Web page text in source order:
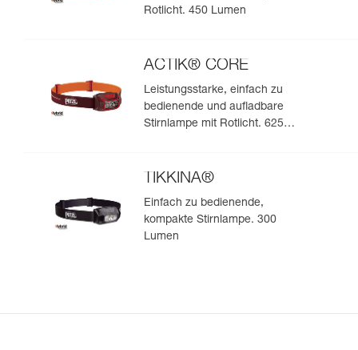
Rotlicht. 450 Lumen
ACTIK® CORE
Leistungsstarke, einfach zu
bedienende und aufladbare
Stirnlampe mit Rotlicht. 625
TIKKINA®
Einfach zu bedienende,
kompakte Stirnlampe. 300
Lumen